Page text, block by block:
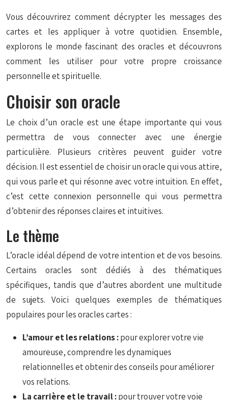
Vous découvrirez comment décrypter les messages des
cartes et les appliquer à votre quotidien. Ensemble,
explorons le monde fascinant des oracles et découvrons
comment les utiliser pour votre propre croissance
personnelle et spirituelle.
Choisir son oracle
Le choix d’un oracle est une étape importante qui vous
permettra de vous connecter avec une énergie
particulière. Plusieurs critères peuvent guider votre
décision. Il est essentiel de choisir un oracle qui vous attire,
qui vous parle et qui résonne avec votre intuition. En effet,
c’est cette connexion personnelle qui vous permettra
d’obtenir des réponses claires et intuitives.
Le thème
L’oracle idéal dépend de votre intention et de vos besoins.
Certains oracles sont dédiés à des thématiques
spécifiques, tandis que d’autres abordent une multitude
de sujets. Voici quelques exemples de thématiques
populaires pour les oracles cartes :
L’amour et les relations :pour explorer votre vie
amoureuse, comprendre les dynamiques
relationnelles et obtenir des conseils pour améliorer
vos relations.
La carrière et le travail :pour trouver votre voie